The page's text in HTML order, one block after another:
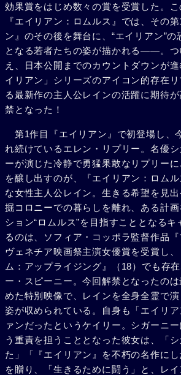
効果賞をはじめ数々の賞を受賞した。
『エイリアン：ロムルス』では、その
ン』のその後を舞台に、“エイリアン”の
となる若者たちの姿が描かれる――。つ
え、日本公開までのカウントダウンが
イリアン」シリーズのアイコン的存在
る最新作の主人公レインの活躍に期待
禁となった！
第1作目『エイリアン』で初登場し、
れ続けているエレン・リプリー。名優
ーが演じた冷静で勇猛果敢なリプリー
を醸し出すのが、『エイリアン：ロム
な女性主人公レイン。生きる希望を見
掘コロニーでの暮らしを離れ、ある計
ション“ロムルス”を目指すこととなるキ
るのは、ソフィア・コッポラ監督作品
ヴェネチア映画祭主演女優賞を受賞し
ム：アップライジング』（18）でも存
ー・スピーニー。今回解禁となったの
めた特別映像で、レインを全身全霊で
姿が収められている。自身も「エイリ
ァンだったというケイリー。シガーニ
う重責を担うこととなった彼女は、「
た」「『エイリアン』を不朽の名作に
を贈り、「生きるために闘う」と、レ